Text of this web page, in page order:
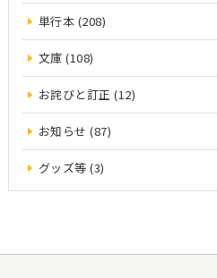
単行本 (208)
文庫 (108)
お詫びと訂正 (12)
お知らせ (87)
グッズ等 (3)